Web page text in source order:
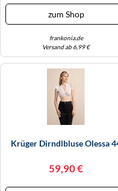
zum Shop
frankonia.de
Versand ab 6,99 €
Krüger Dirndlbluse Olessa
59,90 €